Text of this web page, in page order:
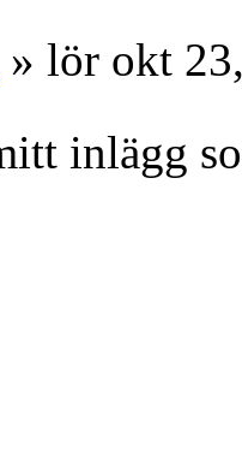
» lör okt
inlägg